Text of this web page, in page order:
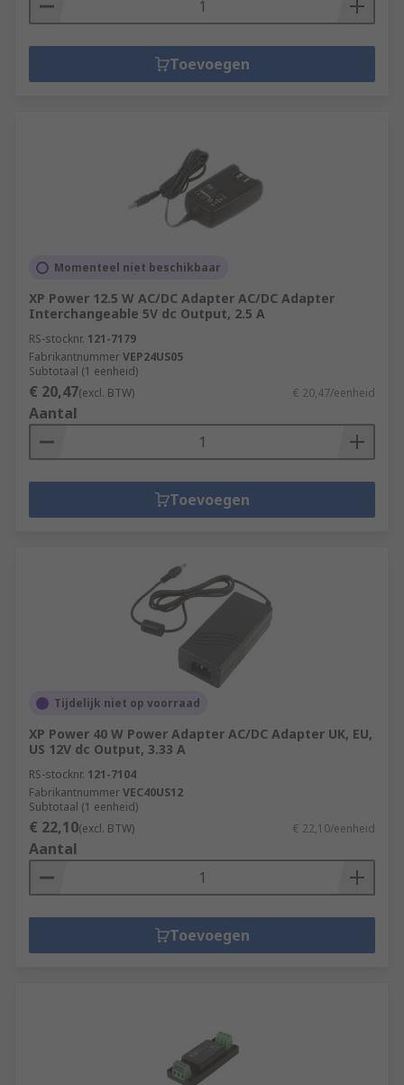
Toevoegen
Momenteel niet beschikbaar
XP Power 12.5 W AC/DC Adapter AC/DC Adapter
Interchangeable 5V dc Output, 2.5 A
RS-stocknr. 121-7179
FabrikantnummerVEP24US05
Subtotaal (1 eenheid)
€ 20,47(excl. BTW) € 20,47/eenheid
Aantal
Toevoegen
Tijdelijk niet op voorraad
XP Power 40 W Power Adapter AC/DC Adapter UK, EU,
US 12V dc Output, 3.33 A
RS-stocknr. 121-7104
FabrikantnummerVEC40US12
Subtotaal (1 eenheid)
€ 22,10(excl. BTW) € 22,10/eenheid
Aantal
Toevoegen